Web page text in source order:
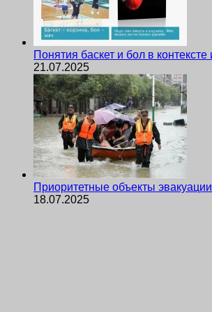
Понятия баскет и бол в
21.07.2025
Приоритетные объекты
18.07.2025